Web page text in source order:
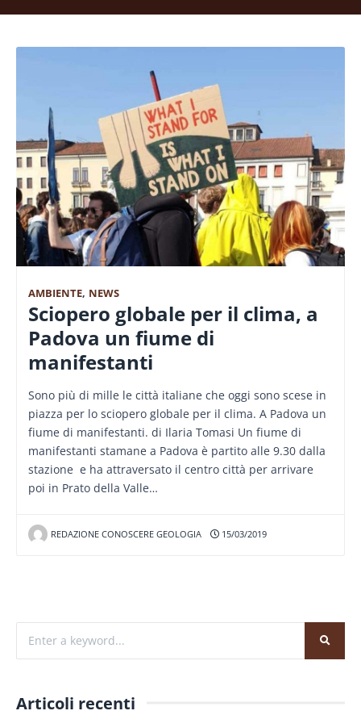
AMBIENTE, NEWS
Sciopero globale per il clima, a
Padova un fiume di
manifestanti
Sono più di mille le città italiane che oggi sono scese in
piazza per lo sciopero globale per il clima. A Padova un
fiume di manifestanti. di Ilaria Tomasi Un fiume di
manifestanti stamane a Padova è partito alle 9.30 dalla
stazione e ha attraversato il centro città per arrivare
poi in Prato della Valle…
REDAZIONE CONOSCERE GEOLOGIA 15/03/2019
Articoli recenti